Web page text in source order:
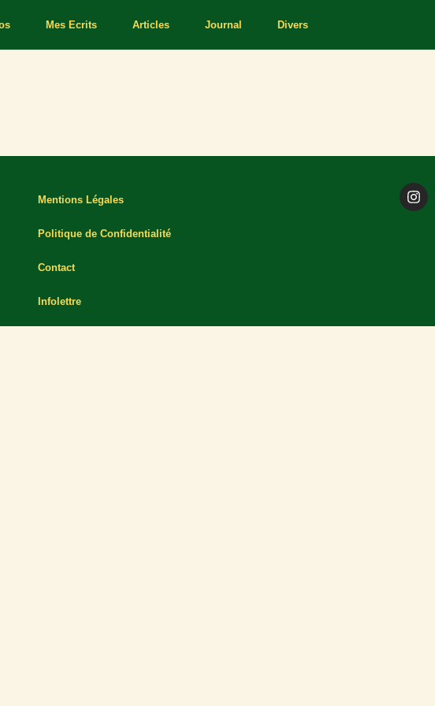
Mes Ecrits Articles Journal Divers
Mentions Légales
Politique de Confidentialité
Contact
Infolettre